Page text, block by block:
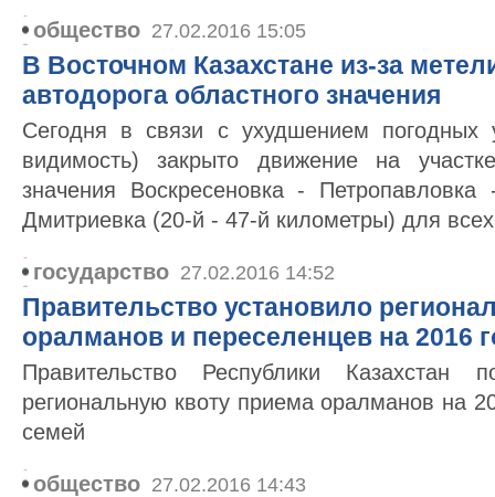
общество 27.02.2016 15:05
В Восточном Казахстане из-за
автодорога областного значения
Сегодня в связи с ухудшением погодных
видимость) закрыто движение на
значения Воскресеновка -
Дмитриевка (20-й - 47-й километры) для
государство 27.02.2016 14:52
Правительство установило
оралманов и переселенцев на 2016
Правительство Республики Казахстан
региональную квоту приема оралманов на
семей
общество 27.02.2016 14:43